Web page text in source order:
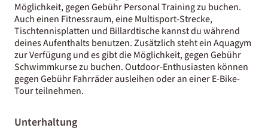
Möglichkeit, gegen Gebühr Personal Training zu buchen.
Auch einen Fitnessraum, eine Multisport-Strecke,
Tischtennisplatten und Billardtische kannst du während
deines Aufenthalts benutzen. Zusätzlich steht ein Aquagym
zur Verfügung und es gibt die Möglichkeit, gegen Gebühr
Schwimmkurse zu buchen. Outdoor-Enthusiasten können
gegen Gebühr Fahrräder ausleihen oder an einer E-Bike-
Tour teilnehmen.
Unterhaltung